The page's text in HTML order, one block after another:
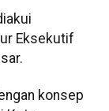
Eksekutif
konsep